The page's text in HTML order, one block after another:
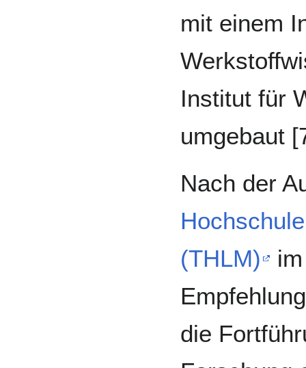
mit einem
Institut für
umgebaut
Nach der
(THLM)
die